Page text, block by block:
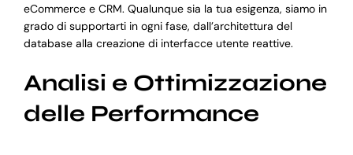
eCommerce e CRM. Qualunque sia la tua esigenza, siamo in
grado di supportarti in ogni fase, dall’architettura del
database alla creazione di interfacce utente reattive.
Analisi e Ottimizzazione
delle Performance